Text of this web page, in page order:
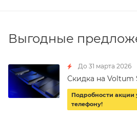
Выгодные
До 31 марта 2026
Скидка на Voltum
Подробности
телефону!